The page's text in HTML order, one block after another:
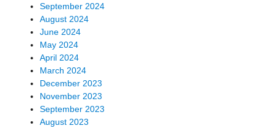
September 2024
August 2024
June 2024
May 2024
April 2024
March 2024
December 2023
November 2023
September 2023
August 2023